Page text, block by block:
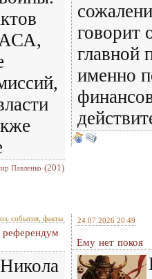
Павленко (201)
говорит
главной
именно
события, факты 24.07.2026 20:49
Ему нет покоя